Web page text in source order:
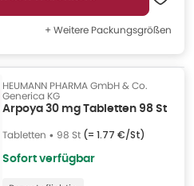
+ Weitere Packungsgrößen
HEUMANN PHARMA GmbH & Co.
Generica KG
Arpoya 30 mg Tabletten 98 St
Tabletten • 98 St (= 1.77 €/St)
Sofort verfügbar